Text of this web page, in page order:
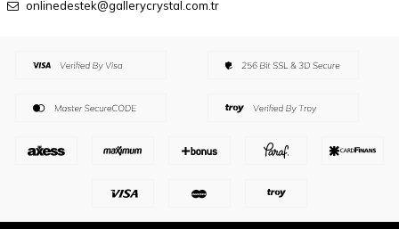
onlinedestek@gallerycrystal.com.tr